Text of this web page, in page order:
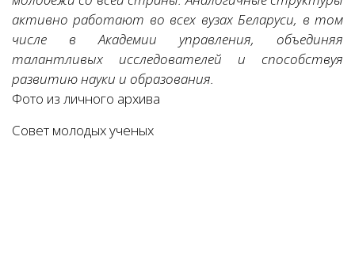
активно работают во всех вузах Беларуси, в том
числе в Академии управления, объединяя
талантливых исследователей и способствуя
развитию науки и образования.
Фото из личного архива
Совет молодых ученых